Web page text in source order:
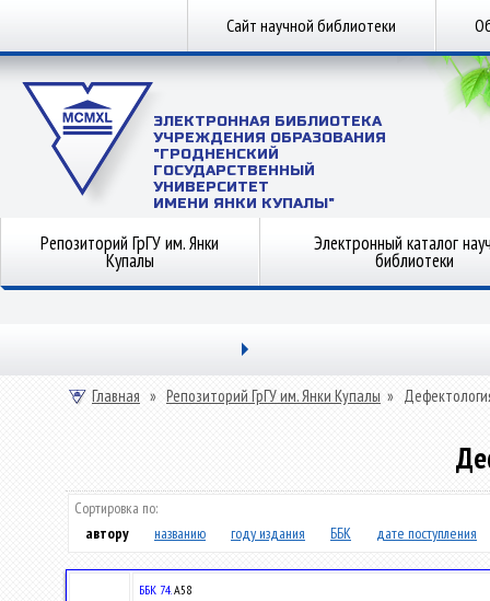
Сайт научной библиотеки
ЭЛЕКТРОННАЯ БИБЛИОТЕКА
УЧРЕЖДЕНИЯ ОБРАЗОВАНИЯ
"ГРОДНЕНСКИЙ
ГОСУДАРСТВЕННЫЙ
УНИВЕРСИТЕТ
ИМЕНИ ЯНКИ КУПАЛЫ"
Репозиторий ГрГУ им. Янки
Купалы
Электронный каталог
библиотеки
Главная » Репозиторий ГрГУ им. Янки Купалы »
Сортировка по:
автору
названию году издания ББК дате поступления
ББК 74.А58